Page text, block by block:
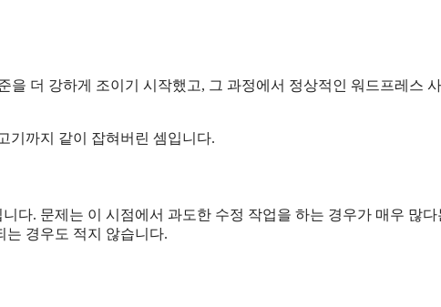
더 강하게 조이기 시작했고, 그 과정에서 정상적인 워드프레스
기까지 같이 잡혀버린 셈입니다.
다. 문제는 이 시점에서 과도한 수정 작업을 하는 경우가 매우 많다
는 경우도 적지 않습니다.